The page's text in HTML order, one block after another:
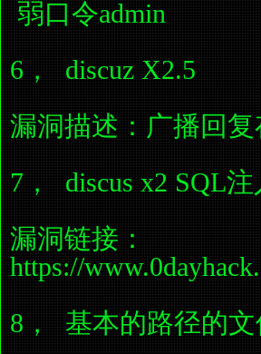
弱口令admin
6， discuz X2.5
漏洞描述：广播回
7， discus x2 SQL
漏洞链接：
https://
8， 基本的路径的文